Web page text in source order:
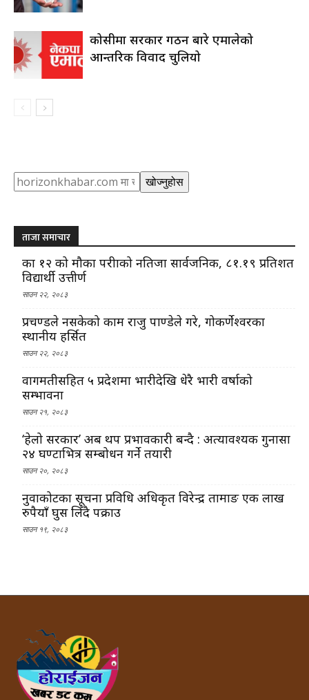
कोसीमा सरकार गठन बारे एमालेको
आन्तरिक विवाद चुलियो
Search खोज्नुहोस
ताजा समाचार
कक्षा १२ को मौका परीक्षाको नतिजा सार्वजनिक, ८१.१९ प्रतिशत
विद्यार्थी उत्तीर्ण
साउन २२, २०८३
प्रचण्डले नसकेको काम राजु पाण्डेले गरे, गोकर्णेश्वरका
स्थानीय हर्सित
साउन २२, २०८३
वागमतीसहित ५ प्रदेशमा भारीदेखि धेरै भारी वर्षाको
सम्भावना
साउन २१, २०८३
‘हेलो सरकार’ अब थप प्रभावकारी बन्दै : अत्यावश्यक गुनासा
२४ घण्टाभित्र सम्बोधन गर्ने तयारी
साउन २०, २०८३
नुवाकोटका सूचना प्रविधि अधिकृत विरेन्द्र तामाङ एक लाख
रुपैयाँ घुस लिँदै पक्राउ
साउन १९, २०८३